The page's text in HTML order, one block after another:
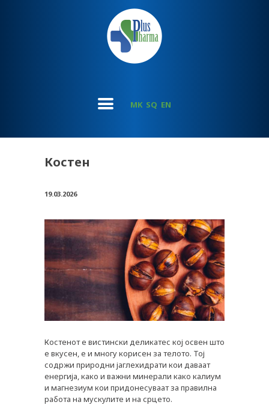
MK SQ EN
Костен
19.03.2026
Костенот е вистински деликатес кој освен што
е вкусен, е и многу корисен за телото. Тој
содржи природни јаглехидрати кои даваат
енергија, како и важни минерали како калиум
и магнезиум кои придонесуваат за правилна
работа на мускулите и на срцето.